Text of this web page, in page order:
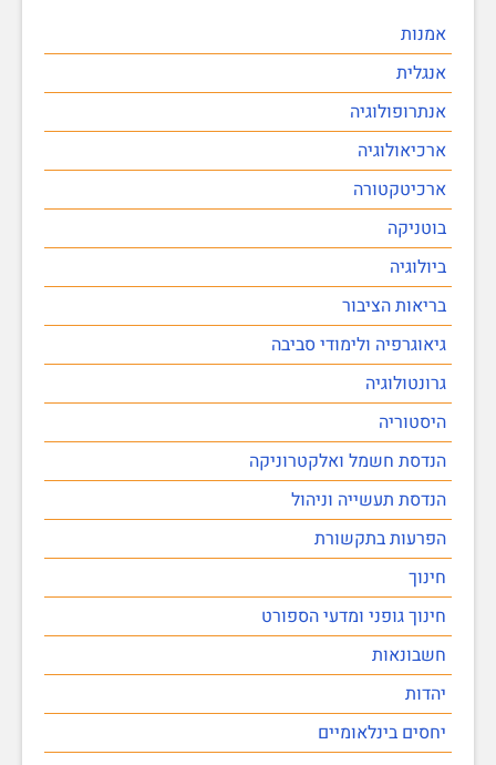
אמנות
אנגלית
אנתרופולוגיה
ארכיאולוגיה
ארכיטקטורה
בוטניקה
ביולוגיה
בריאות הציבור
גיאוגרפיה ולימודי סביבה
גרונטולוגיה
היסטוריה
הנדסת חשמל ואלקטרוניקה
הנדסת תעשייה וניהול
הפרעות בתקשורת
חינוך
חינוך גופני ומדעי הספורט
חשבונאות
יהדות
יחסים בינלאומיים